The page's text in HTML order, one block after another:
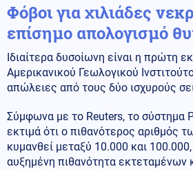
Φόβοι για χιλιάδες
επίσημο απολογισμό
Ιδιαίτερα δυσοίωνη είναι η πρώτη
Αμερικανικού Γεωλογικού
απώλειες από τους δύο ισχυρούς
Σύμφωνα με το Reuters, το σύστημα
εκτιμά ότι ο πιθανότερος αριθμός
κυμανθεί μεταξύ 10.000 και
αυξημένη πιθανότητα εκτεταμένων